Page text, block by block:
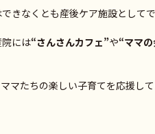
きなくとも産後ケア施設として
には“さんさんカフェ”や“ママ
マたちの楽しい子育てを応援し